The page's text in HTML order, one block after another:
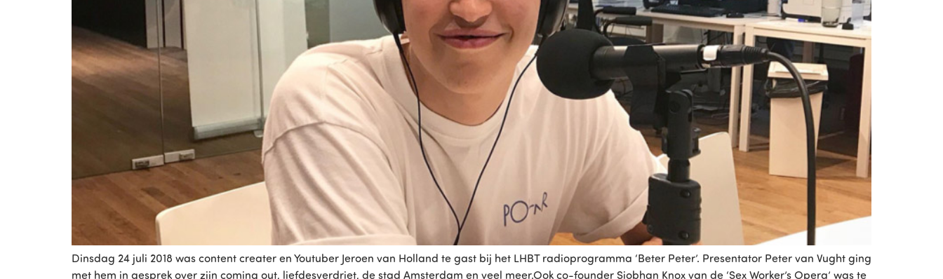
Dinsdag 24 juli 2018 was content creater en Youtuber Jeroen van Holland te gast bij het LHBT radioprogramma ‘Beter Peter’. Presentator Peter van Vught ging
met hem in gesprek over zijn coming out, liefdesverdriet, de stad Amsterdam en veel meer.Ook co-founder Siobhan Knox van de ‘Sex Worker’s Opera’ was te